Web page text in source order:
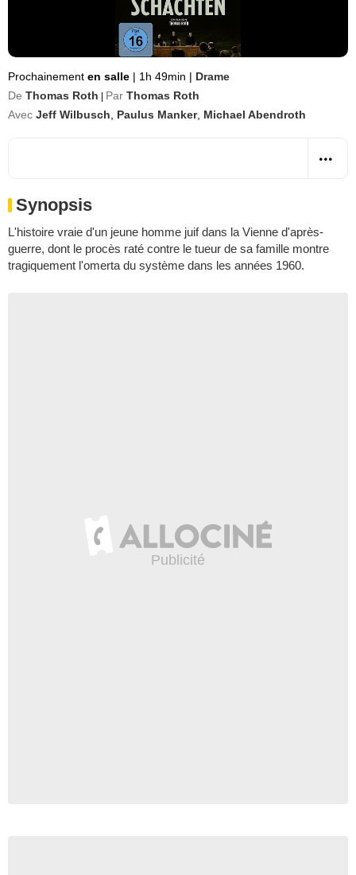
Prochainement en salle | 1h 49min | Drame
De Thomas Roth Par Thomas Roth
Avec Jeff Wilbusch Paulus Manker, Michael Abendroth
Synopsis
L'histoire vraie d'un jeune homme juif dans la Vienne d'après-
guerre, dont le procès raté contre le tueur de sa famille montre
tragiquement l'omerta du système dans les années 1960.